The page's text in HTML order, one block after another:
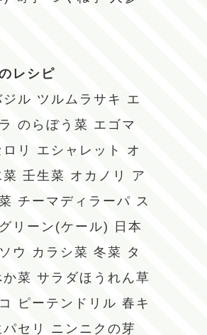
レシピ
ジル ツルムラサキ エ
のらぼう菜 エゴマ
ロリ エシャレット
オ
菜 壬生菜 オカノリ
ア
チーマディラーパ ス
リーン(ケール)
日本
ウ
カラシ菜 冬菜 タ
か菜 サラダほうれん草
ピーテンドリル 春キ
パセリ ニンニクの芽